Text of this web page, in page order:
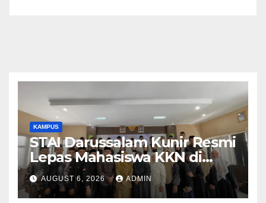
KAMPUS
STAI Darussalam Kunir Resmi
Lepas Mahasiswa KKN di
Kecamatan Pagaden Barat
AUGUST 6, 2026 ADMIN